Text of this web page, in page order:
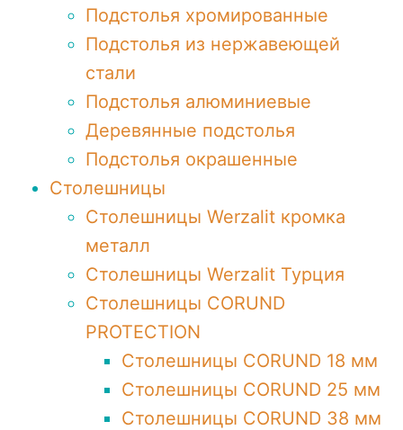
Подстолья хромированные
Подстолья из нержавеющей
стали
Подстолья алюминиевые
Деревянные подстолья
Подстолья окрашенные
Столешницы
Столешницы Werzalit кромка
металл
Столешницы Werzalit Турция
Столешницы CORUND
PROTECTION
Столешницы CORUND 18 мм
Столешницы CORUND 25 мм
Столешницы CORUND 38 мм